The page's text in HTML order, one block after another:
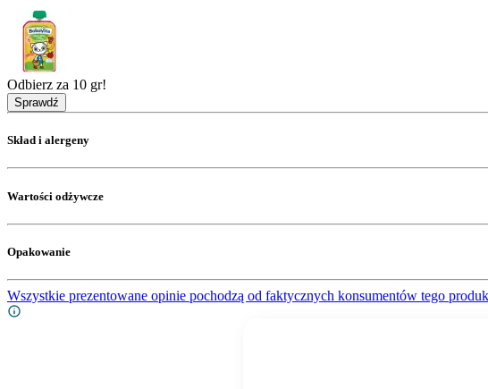
Odbierz za 10 gr!
Sprawdź
Skład i alergeny
Wartości odżywcze
Opakowanie
Wszystkie prezentowane opinie pochodzą od faktycznych konsumentów tego